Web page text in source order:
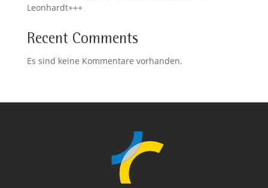
Leonhardt+++
Recent Comments
Es sind keine Kommentare vorhanden.